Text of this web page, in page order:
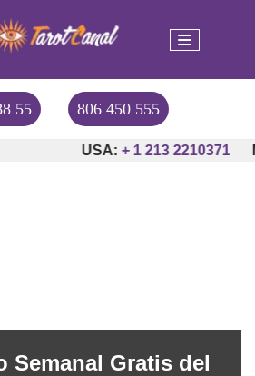
55 806 450 555
USA: + 1 213 2210371
Semanal Gratis del